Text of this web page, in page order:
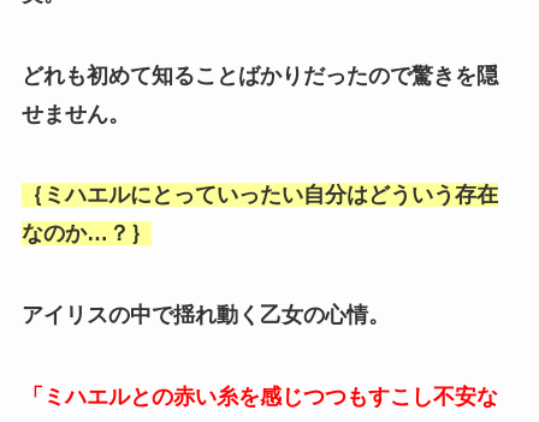
どれも初めて知ることばかりだったので驚きを隠
せません。
｛ミハエルにとっていったい自分はどういう存在
なのか…？｝
アイリスの中で揺れ動く乙女の心情。
「ミハエルとの赤い糸を感じつつもすこし不安な